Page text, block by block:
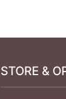
STORE &